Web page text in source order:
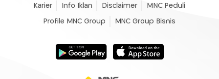
Karier Info Iklan Disclaimer MNC Peduli
Profile MNC Group MNC Group Bisnis